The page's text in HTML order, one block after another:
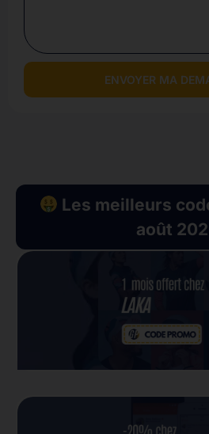
ENVOYER MA
Les meilleurs
août